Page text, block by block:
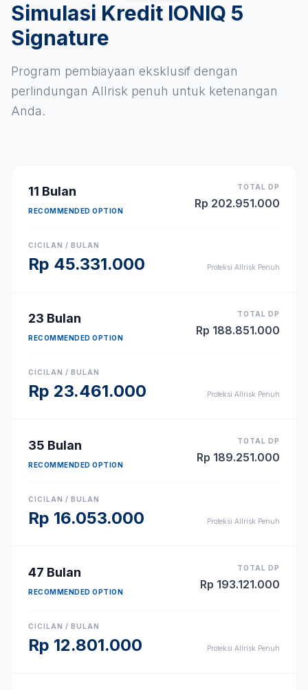
Simulasi Kredit IONIQ 5
Signature
Program pembiayaan eksklusif dengan
perlindungan Allrisk penuh untuk ketenangan
Anda.
11 Bulan
RECOMMENDED OPTION
TOTAL DP
Rp 202.951.000
CICILAN / BULAN
Rp 45.331.000 Proteksi Allrisk Penuh
23 Bulan
RECOMMENDED OPTION
TOTAL DP
Rp 188.851.000
CICILAN / BULAN
Rp 23.461.000 Proteksi Allrisk Penuh
35 Bulan
RECOMMENDED OPTION
TOTAL DP
Rp 189.251.000
CICILAN / BULAN
Rp 16.053.000 Proteksi Allrisk Penuh
47 Bulan
RECOMMENDED OPTION
TOTAL DP
Rp 193.121.000
CICILAN / BULAN
Rp 12.801.000 Proteksi Allrisk Penuh